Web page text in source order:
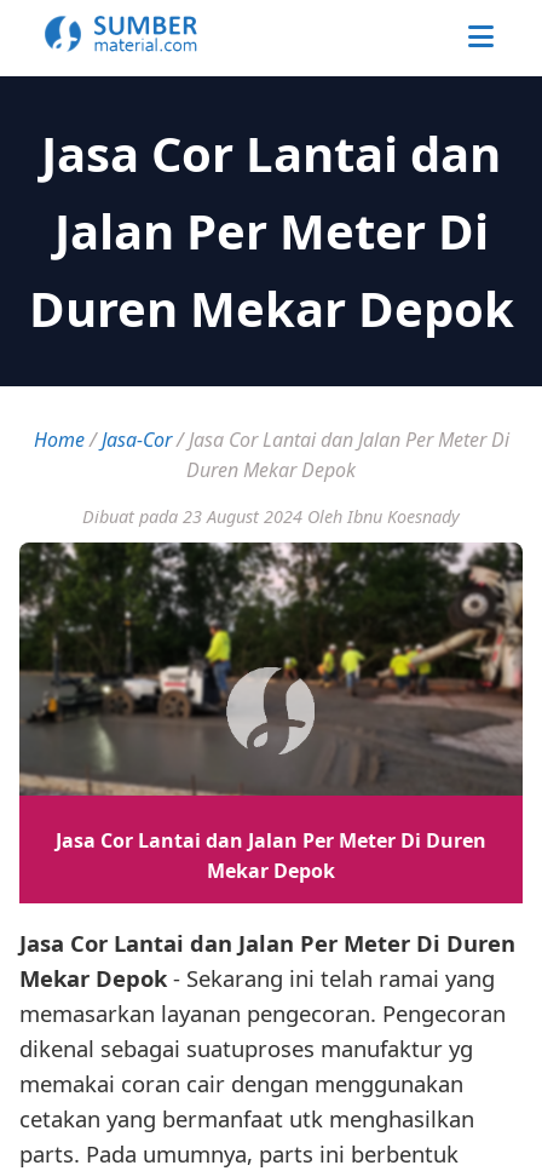
Jasa Cor Lantai dan
Jalan Per Meter Di
Duren Mekar Depok
Home/Jasa-Cor/Jasa Cor Lantai dan Jalan Per Meter Di
Duren Mekar Depok
Dibuat pada 23 August 2024 Oleh Ibnu Koesnady
Jasa Cor Lantai dan Jalan Per Meter Di Duren
Mekar Depok
Jasa Cor Lantai dan Jalan Per Meter Di Duren
Mekar Depok - Sekarang ini telah ramai yang
memasarkan layanan pengecoran. Pengecoran
dikenal sebagai suatuproses manufaktur yg
memakai coran cair dengan menggunakan
cetakan yang bermanfaat utk menghasilkan
parts. Pada umumnya, parts ini berbentuk